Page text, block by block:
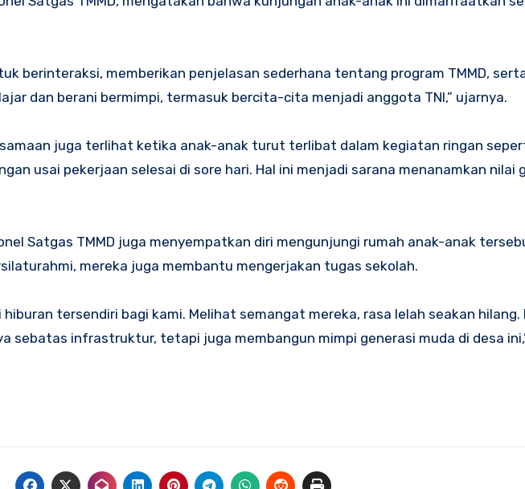
berinteraksi, memberikan penjelasan sederhana tentang program TMMD,
dan berani bermimpi, termasuk bercita-cita menjadi anggota TNI,” ujarnya.
juga terlihat ketika anak-anak turut terlibat dalam kegiatan ringan
usai pekerjaan selesai di sore hari. Hal ini menjadi sarana menanamkan nilai
Satgas TMMD juga menyempatkan diri mengunjungi rumah anak-anak
mereka juga membantu mengerjakan tugas sekolah.
tersendiri bagi kami. Melihat semangat mereka, rasa lelah seakan hilang.
sebatas infrastruktur, tetapi juga membangun mimpi generasi muda di desa